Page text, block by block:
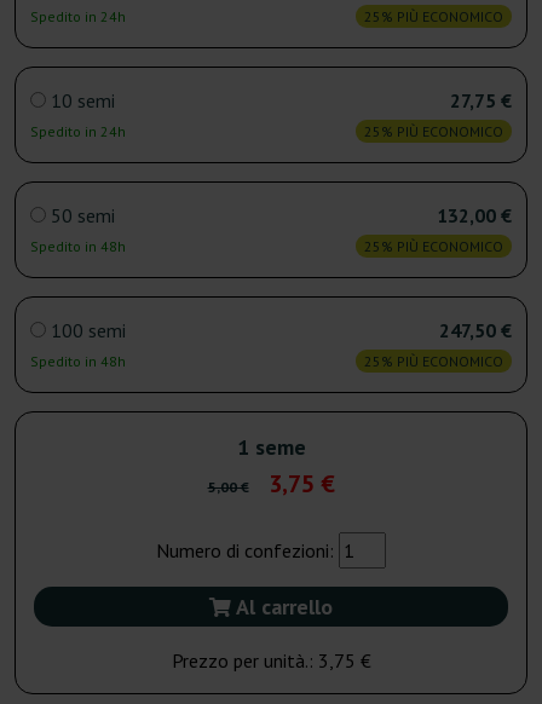
Spedito in 24h 25% PIÙ ECONOMICO
10 semi
Spedito in 24h
27,75 €
25% PIÙ ECONOMICO
50 semi
Spedito in 48h
132,00 €
25% PIÙ ECONOMICO
100 semi
Spedito in 48h
247,50 €
25% PIÙ ECONOMICO
1 seme
5,00 € 3,75 €
Numero di confezioni:
Al carrello
Prezzo per unità.: 3,75 €